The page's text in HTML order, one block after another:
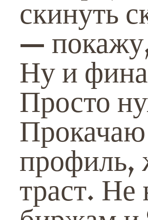
скинуть
—
Ну и
Просто
профиль,
траст. Не